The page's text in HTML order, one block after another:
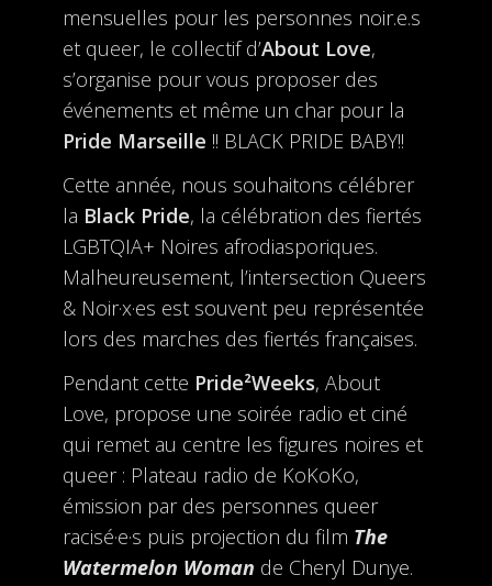
mensuelles pour les personnes noir.e.s
et queer, le collectif d’About Love,
s’organise pour vous proposer des
événements et même un char pour la
Pride Marseille !! BLACK PRIDE BABY!!
Cette année, nous souhaitons célébrer
la Black Pride, la célébration des fiertés
LGBTQIA+ Noires afrodiasporiques.
Malheureusement, l’intersection Queers
& Noir·x·es est souvent peu représentée
lors des marches des fiertés françaises.
Pendant cette Pride²Weeks, About
Love, propose une soirée radio et ciné
qui remet au centre les figures noires et
queer : Plateau radio de KoKoKo,
émission par des personnes queer
racisé·e·s puis projection du film The
Watermelon Woman de Cheryl Dunye.